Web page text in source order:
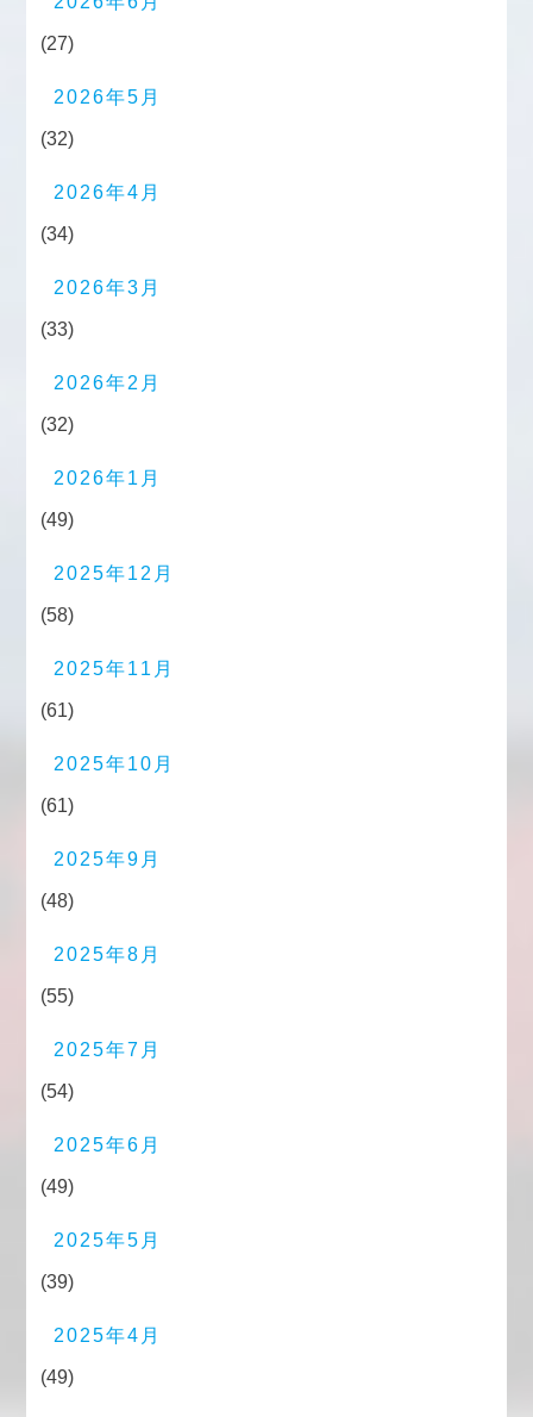
(27)
2026年5月
(32)
2026年4月
(34)
2026年3月
(33)
2026年2月
(32)
2026年1月
(49)
2025年12月
(58)
2025年11月
(61)
2025年10月
(61)
2025年9月
(48)
2025年8月
(55)
2025年7月
(54)
2025年6月
(49)
2025年5月
(39)
2025年4月
(49)